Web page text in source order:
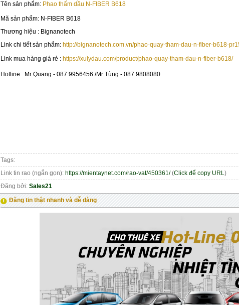
Tên sản phẩm: Phao thấm dầu N-FIBER B618
Mã sản phẩm: N-FIBER B618
Thương hiệu : Bignanotech
Link chi tiết sản phẩm: http://bignanotech.com.vn/phao-quay-tham-dau-n-fiber-b618-
Link mua hàng giá rẻ : https://xulydau.com/product/phao-quay-tham-dau-n-fiber-b618/
Hotline: Mr Quang - 087 9956456 /Mr Tùng - 087 9808080
Tags:
Link tin rao (ngắn gọn): https://mientaynet.com/rao-vat/450361/(Click để copy URL)
Đăng bởi: Sales21
Đăng tin thật nhanh và dễ dàng